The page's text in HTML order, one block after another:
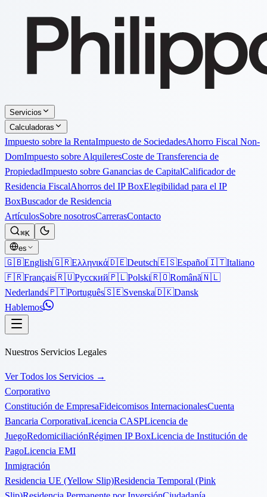
Servicios
Calculadoras
Impuesto sobre la RentaImpuesto de SociedadesAhorro Fiscal Non-
DomImpuesto sobre AlquileresCoste de Transferencia de
PropiedadImpuesto sobre Ganancias de CapitalCalificador de
Residencia FiscalAhorros del IP BoxElegibilidad para el IP
BoxBuscador de Residencia
ArtículosSobre nosotrosCarrerasContacto
⌘K
es
🇬🇧English🇬🇷Ελληνικά🇩🇪Deutsch🇪🇸Español🇮🇹Italiano
🇫🇷Français🇷🇺Русский🇵🇱Polski🇷🇴Română🇳🇱
Nederlands🇵🇹Português🇸🇪Svenska🇩🇰Dansk
Hablemos
Nuestros Servicios Legales
Ver Todos los Servicios →
Corporativo
Constitución de EmpresaFideicomisos InternacionalesCuenta
Bancaria CorporativaLicencia CASPLicencia de
JuegoRedomiciliaciónRégimen IP BoxLicencia de Institución de
PagoLicencia EMI
Inmigración
Residencia UE (Yellow Slip)Residencia Temporal (Pink